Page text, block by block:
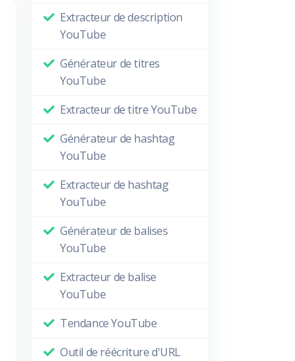
Extracteur de description
YouTube
Générateur de titres
YouTube
Extracteur de titre YouTube
Générateur de hashtag
YouTube
Extracteur de hashtag
YouTube
Générateur de balises
YouTube
Extracteur de balise
YouTube
Tendance YouTube
Outil de réécriture d'URL